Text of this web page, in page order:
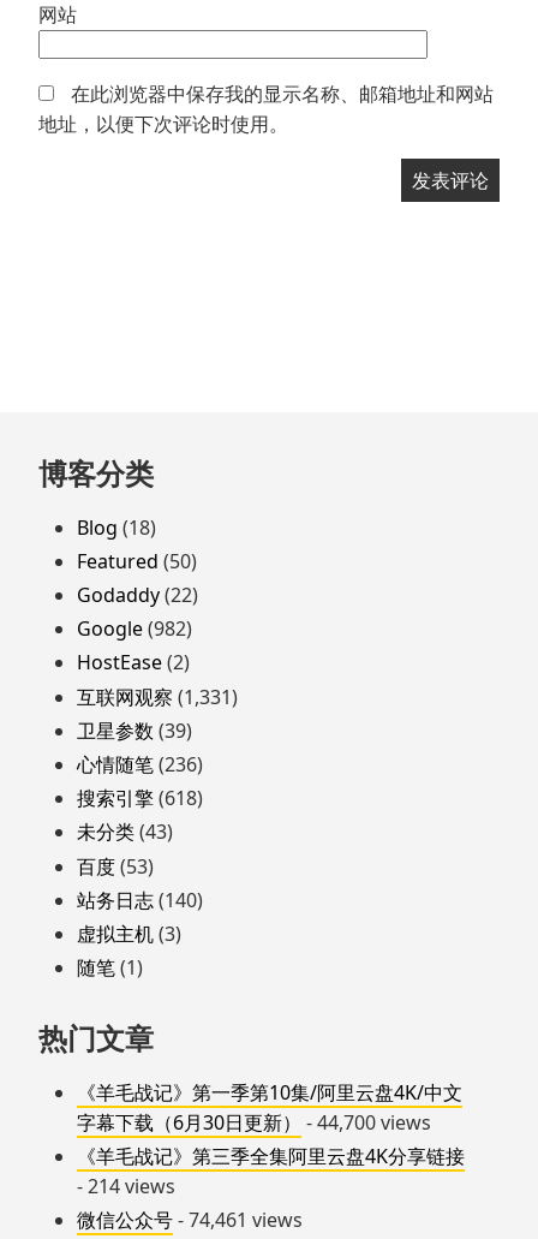
网站
在此浏览器中保存我的显示名称、邮箱地址和网站
地址，以便下次评论时使用。
跳
至
页
脚
博客分类
Blog (18)
Featured (50)
Godaddy(22)
Google(982)
HostEase(2)
互联网观察 (1,331)
卫星参数 (39)
心情随笔(236)
搜索引擎(618)
未分类(43)
百度(53)
站务日志(140)
虚拟主机(3)
随笔(1)
热门文章
《羊毛战记》第一季第10集/阿里云盘4K/中文
字幕下载（6月30日更新）
- 44,700 views
《羊毛战记》第三季全集阿里云盘4K分享链接
- 214 views
微信公众号- 74,461 views